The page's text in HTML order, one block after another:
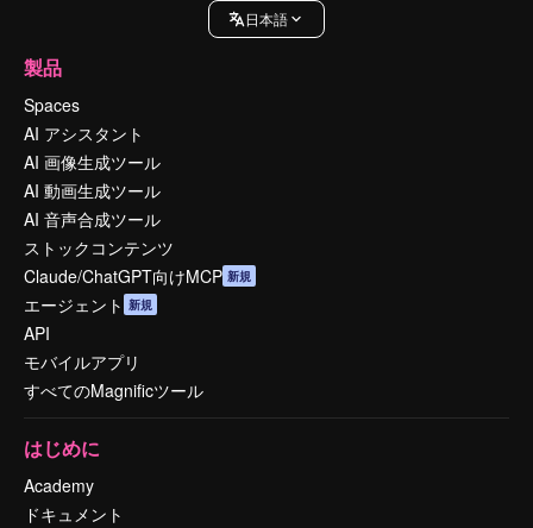
日本語
製品
Spaces
AI アシスタント
AI 画像生成ツール
AI 動画生成ツール
AI 音声合成ツール
ストックコンテンツ
Claude/ChatGPT向けMCP 新規
エージェント 新規
API
モバイルアプリ
すべてのMagnificツール
はじめに
Academy
ドキュメント